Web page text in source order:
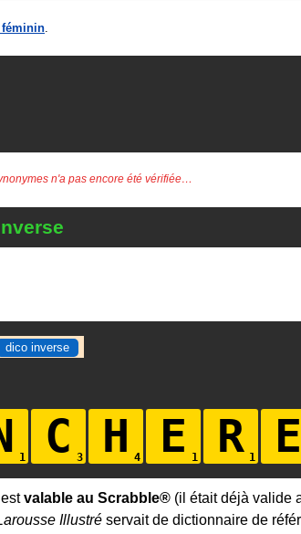
.
n'a pas encore été vérifiée…
dico inverse
C H E R E
valable au Scrabble® (il était déjà valide
Illustré servait de dictionnaire de